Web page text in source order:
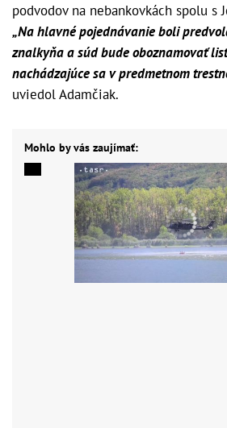
podvodov na nebankovkách spolu s
„Na hlavné pojednávanie boli
znalkyňa a súd bude oboznamovať
nachádzajúce sa v predmetnom
uviedol Adamčiak.
Mohlo by vás zaujímať: